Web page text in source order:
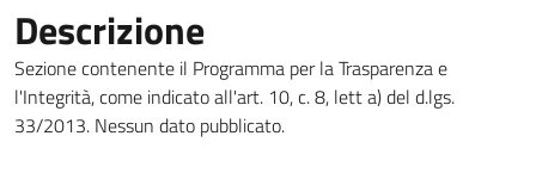
Descrizione
Sezione contenente il Programma per la Trasparenza e
l'Integrità, come indicato all'art. 10, c. 8, lett a) del d.lgs.
33/2013. Nessun dato pubblicato.